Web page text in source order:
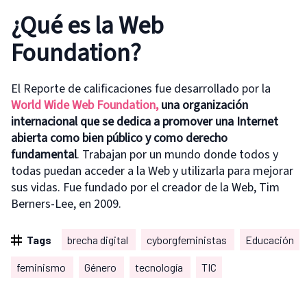
¿Qué es la Web
Foundation?
El Reporte de calificaciones fue desarrollado por la
World Wide Web Foundation, una organización
internacionalque se dedica a promoveruna Internet
abierta como bien público y como derecho
fundamental. Trabajan por un mundo donde todos y
todas puedan acceder a la Web y utilizarla para mejorar
sus vidas. Fue fundado por el creador de la Web, Tim
Berners-Lee, en 2009.
Tags brecha digital cyborgfeministas Educación
feminismo Género tecnología TIC